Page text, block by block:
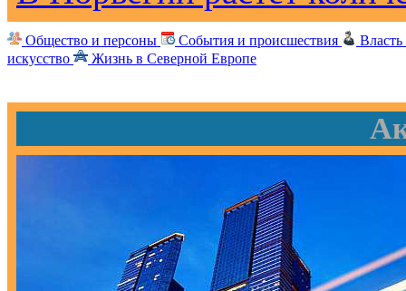
Общество и персоны События и происшествия
искусство
Жизнь в Северной Европе